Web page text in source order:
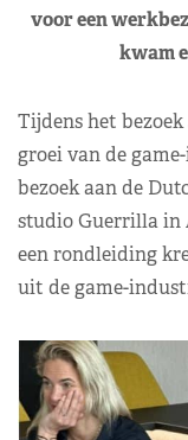
voor een
kwam
Tijdens het
groei van de
bezoek aan de
studio Guerrilla in
een rondleiding
uit de game-